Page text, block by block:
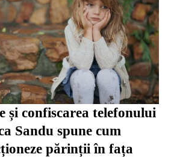
și confiscarea telefonului
Sandu spune cum
părinții în fața